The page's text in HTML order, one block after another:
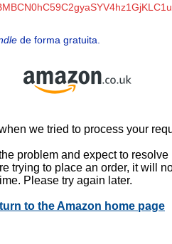
de forma gratuita.